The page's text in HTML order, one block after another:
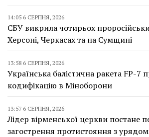
14:05 6 СЕРПНЯ, 2026
СБУ викрила чотирьох
Херсоні, Черкасах та на Сумщині
13:58 6 СЕРПНЯ, 2026
Українська балістична ракета FP-7
кодифікацію в Міноборони
13:57 6 СЕРПНЯ, 2026
Лідер вірменської церкви постане
загострення протистояння з урядом